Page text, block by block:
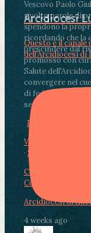
Vescovo Paolo
rivolto parole di
spendono la
ricordando che la
prescindere dal
promosso con
Salute
convergere nel
di fedeli,
segnate dalla
Photo
View on Facebook
· Share
Condividi su
Condividi su
Arcidiocesi di
4 weeks ago
Arcidiocesi
Questo è il canale
dell'Arcidiocesi di